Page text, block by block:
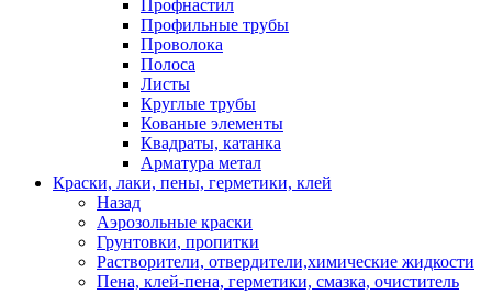
Профнастил
Профильные трубы
Проволока
Полоса
Листы
Круглые трубы
Кованые элементы
Квадраты, катанка
Арматура метал
Краски, лаки, пены, герметики, клей
Назад
Аэрозольные краски
Грунтовки, пропитки
Растворители, отвердители,химические жидкости
Пена, клей-пена, герметики, смазка, очиститель